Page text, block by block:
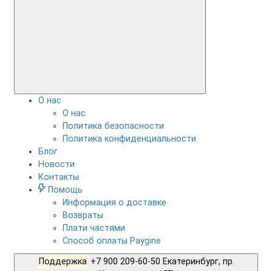
О нас
О нас
Политика безопасности
Политика конфиденциальности
Блог
Новости
Контакты
Помощь
Информация о доставке
Возвраты
Плати частями
Способ оплаты Paygine
Поддержка +7 900 209-60-50 Екатеринбург, пр.